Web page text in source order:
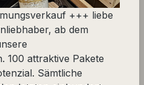
filtern
+++ liebe
ab dem
100 attraktive Pakete
Sämtliche